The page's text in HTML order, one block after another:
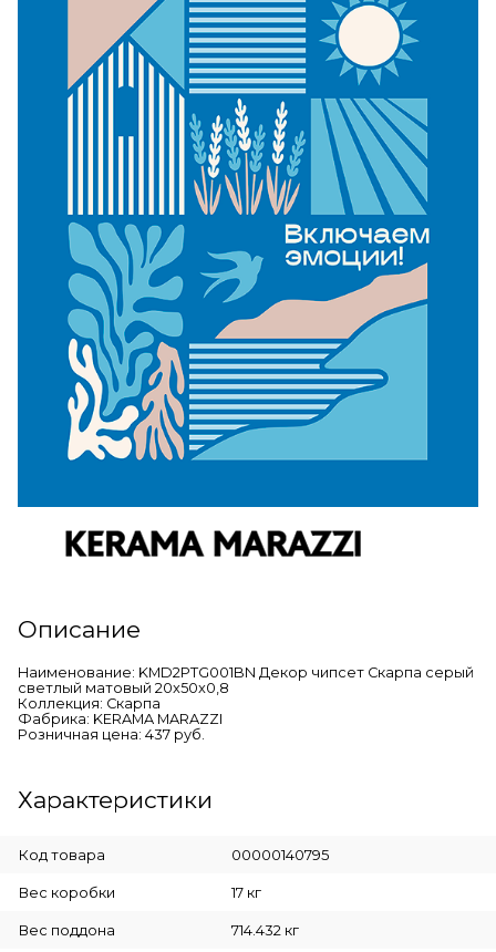
Описание
Наименование: KMD2PTG001BN Декор чипсет Скарпа серый
светлый матовый 20x50x0,8
Коллекция: Скарпа
Фабрика: KERAMA MARAZZI
Розничная цена: 437 руб.
Характеристики
Код товара 00000140795
Вес коробки 17 кг
Вес поддона 714.432 кг